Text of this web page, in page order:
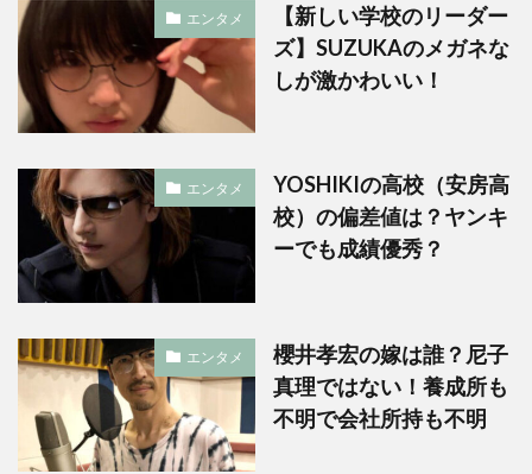
エンタメ
【新しい学校のリーダー
ズ】SUZUKAのメガネな
しが激かわいい！
エンタメ
YOSHIKIの高校（安房高
校）の偏差値は？ヤンキ
ーでも成績優秀？
エンタメ
櫻井孝宏の嫁は誰？尼子
真理ではない！養成所も
不明で会社所持も不明